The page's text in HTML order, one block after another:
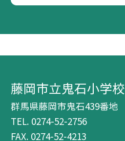
藤岡市立鬼石小学校
群馬県藤岡市鬼石439番地
TEL. 0274-52-2756
FAX. 0274-52-4213